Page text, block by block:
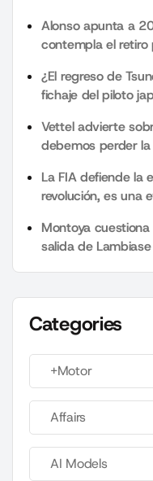
Alonso apunta a
contempla el
¿El regreso de
fichaje del piloto
Vettel advierte
debemos perder
La FIA defiende la
revolución, es una
Montoya
salida de
Categories
+Motor
Affairs
AI Models